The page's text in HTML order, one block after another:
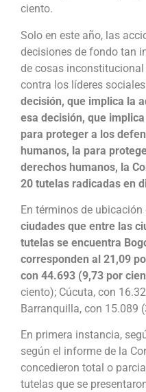
ciento.
Solo en este año, las
decisiones de fondo tan
de cosas
contra los líderes
decisión, que implica la
esa decisión, que
para proteger a los
humanos, la para
derechos humanos, la
20 tutelas radicadas en
En términos de ubicación
ciudades que entre las
tutelas se encuentra
corresponden al 21,09
con 44.693 (9,73 por
ciento); Cúcuta, con
Barranquilla, con 15.089
En primera instancia,
según el informe de la
concedieron total o
tutelas que se